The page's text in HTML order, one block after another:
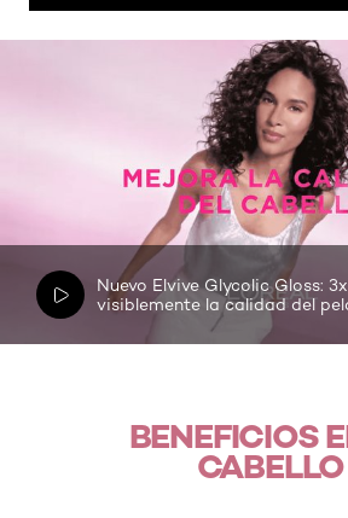
Nuevo Elvive Glycolic Gloss:
visiblemente la calidad del
BENEFICIOS
CABELLO